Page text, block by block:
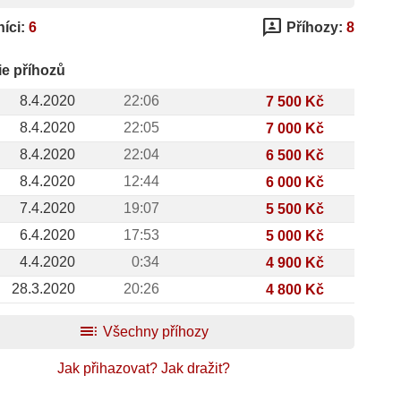
6 3p Příhozy: 8
příhozů
8.4.2020
22:06
7 500 Kč
8.4.2020
22:05
7 000 Kč
8.4.2020
22:04
6 500 Kč
8.4.2020
12:44
6 000 Kč
7.4.2020
19:07
5 500 Kč
6.4.2020
17:53
5 000 Kč
4.4.2020
0:34
4 900 Kč
28.3.2020
20:26 4 800 Kč
toc Všechny příhozy
Jak přihazovat? Jak dražit?